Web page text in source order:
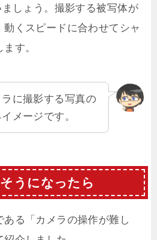
しょう。撮影する被写体が
くスピードに合わせてシャ
す。
に撮影する写真の
メージです。
うになったら
ある「カメラの操作が難し